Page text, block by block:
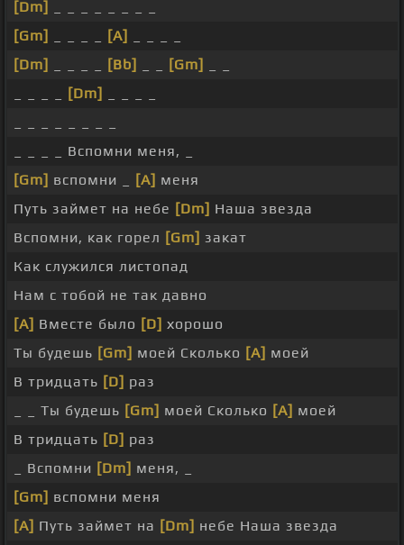
[Dm]
[Gm]
[A]
[Dm]
[Bb] [Gm]
[Dm]
_ _ _ _ Вспомни меня, _
[Gm] вспомни _ [A] меня
Путь займет на небе [Dm] Наша звезда
Вспомни, как горел [Gm] закат
Как служился листопад
Нам с тобой не так давно
[A] Вместе было [D] хорошо
Ты будешь [Gm] моей Сколько [A] моей
В тридцать [D] раз
_ _ Ты будешь [Gm] моей Сколько [A] моей
В тридцать [D] раз
_ Вспомни [Dm] меня, _
[Gm] вспомни меня
[A] Путь займет на [Dm] небе Наша звезда